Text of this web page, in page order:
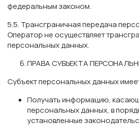
федеральным законом.
5.5. Трансграничная передача
Оператор не осуществляет
персональных данных.
ПРАВА СУБЪЕКТА
Субъект персональных данных
Получать информацию,
персональных данных, в
установленные